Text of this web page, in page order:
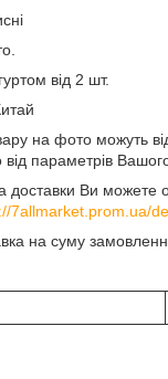
від 2 шт.
на фото можуть
параметрів
доставки Ви можете
7allmarket.prom.ua/
на суму